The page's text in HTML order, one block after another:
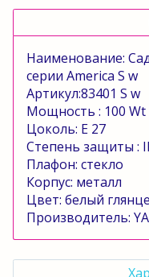
Наименование:
серии America S w
Артикул:83401 S w
Мощность : 100 Wt
Цоколь: E 27
Степень защиты :
Плафон: стекло
Корпус: металл
Цвет: белый
Производитель: